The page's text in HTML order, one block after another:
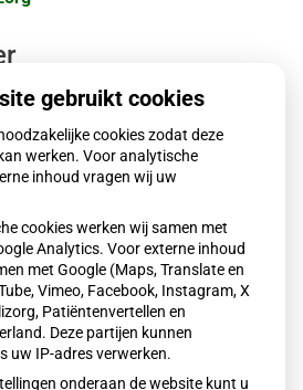
of bent u al zwanger? Met deze
risicofactoren in kaart
veel informatie en advies
de test uitprinten en
van de huisarts of naar
gebruikt cookies
cookies zodat deze
werken. Voor analytische
inhoud vragen wij uw
cookies werken wij samen met
Analytics. Voor externe inhoud
met Google (Maps, Translate en
Vimeo, Facebook, Instagram, X
Patiëntenvertellen en
Deze partijen kunnen
uw IP-adres verwerken.
onderaan de website kunt u